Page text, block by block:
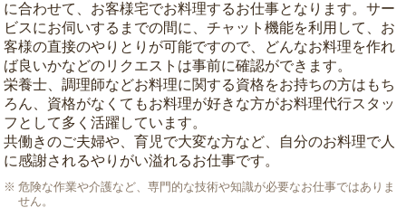
に合わせて、お客様宅でお料理するお仕事となります。サー
ビスにお伺いするまでの間に、チャット機能を利用して、お
客様の直接のやりとりが可能ですので、どんなお料理を作れ
ば良いかなどのリクエストは事前に確認ができます。
栄養士、調理師などお料理に関する資格をお持ちの方はもち
ろん、資格がなくてもお料理が好きな方がお料理代行スタッ
フとして多く活躍しています。
共働きのご夫婦や、育児で大変な方など、自分のお料理で人
に感謝されるやりがい溢れるお仕事です。
危険な作業や介護など、専門的な技術や知識が必要なお仕事ではありま
せん。